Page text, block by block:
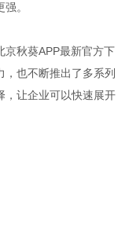
。
京秋葵APP最新官方下
，也不断推出了多系列
，让企业可以快速展开